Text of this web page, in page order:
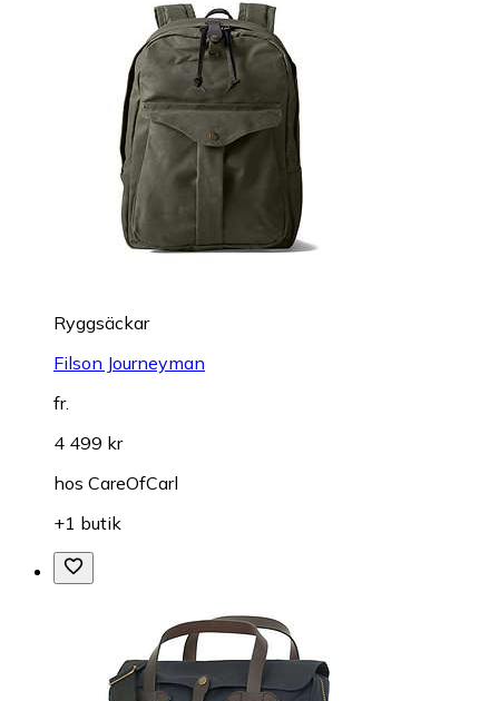
Ryggsäckar
Filson Journeyman
fr.
4 499 kr
hos CareOfCarl
+1 butik